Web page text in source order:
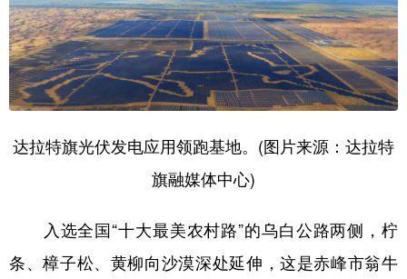
达拉特旗光伏发电应用领跑基地。(图片来源：达拉特
旗融媒体中心)
入选全国“十大最美农村路”的乌白公路两侧，柠
条、樟子松、黄柳向沙漠深处延伸，这是赤峰市翁牛